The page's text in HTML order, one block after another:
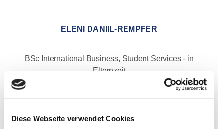
Diese Webseite verwendet Cookies
ELENI DANIIL-REMPFER
BSc International Business, Student Services - in
Elternzeit
E-MAIL SCHREIBEN